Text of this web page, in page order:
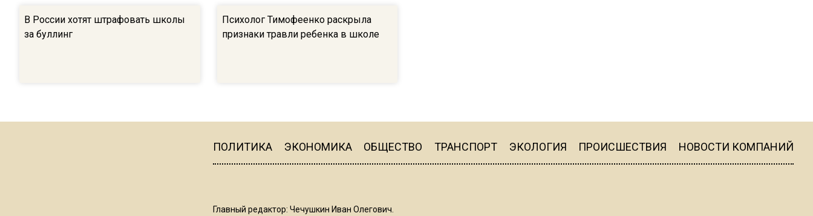
В России хотят штрафовать школы
за буллинг
Психолог Тимофеенко раскрыла
признаки травли ребенка в школе
квадратный метр
ПОЛИТИКА ЭКОНОМИКА ОБЩЕСТВО ТРАНСПОРТ ЭКОЛОГИЯ ПРОИСШЕСТВИЯ НОВОСТИ КОМПАНИЙ
Главный редактор: Чечушкин Иван Олегович.